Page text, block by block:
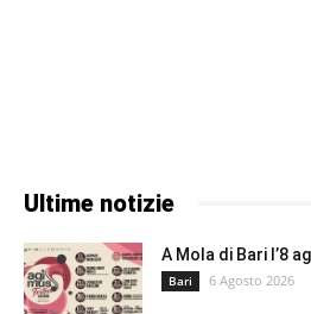
Ultime notizie
A Mola di Bari l’8
Bari 6 Agosto 2026